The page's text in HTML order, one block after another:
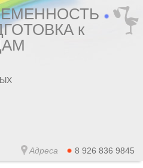
к
Адреса 8 926 836 9845